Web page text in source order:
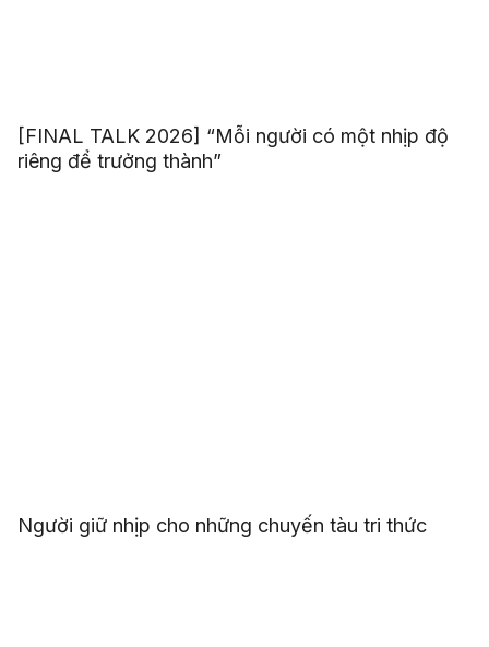
[FINAL TALK 2026] “Mỗi người có một nhịp độ
riêng để trưởng thành”
Người giữ nhịp cho những chuyến tàu tri thức